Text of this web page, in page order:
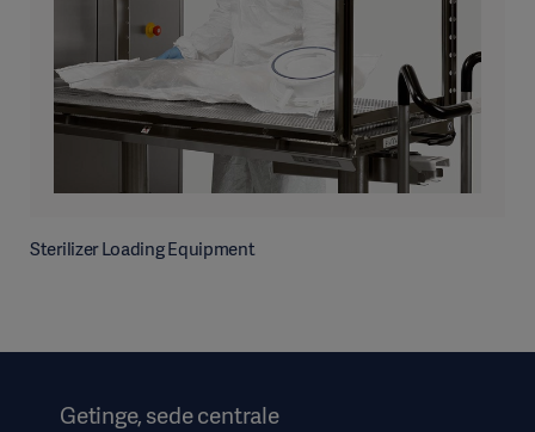
Sterilizer Loading Equipment
Getinge, sede centrale